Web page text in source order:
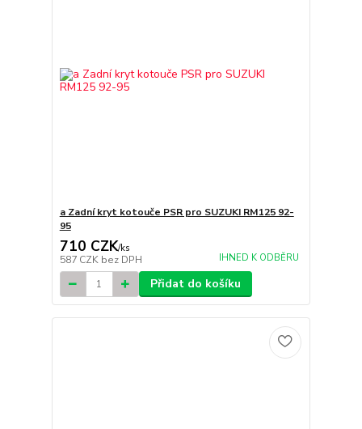
a Zadní kryt kotouče PSR pro SUZUKI RM125 92-
95
710 CZK/ks
587 CZK bez DPH IHNED K ODBĚRU
Přidat do košíku